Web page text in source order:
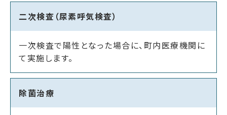
二次検査（尿素呼気検査）
一次検査で陽性となった場合に、町内医療機関に
て実施します。
除菌治療